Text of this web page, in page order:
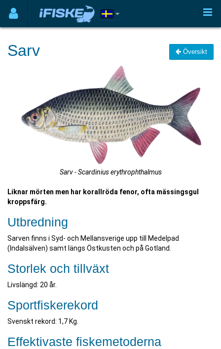
Sarv Översikt
Sarv - Scardinius erythrophthalmus
Liknar mörten men har korallröda fenor, ofta mässingsgul
kroppsfärg.
Utbredning
Sarven finns i Syd- och Mellansverige upp till Medelpad
(Indalsälven) samt längs Östkusten och på Gotland.
Storlek och tillväxt
Livslängd: 20 år.
Sportfiskerekord
Svenskt rekord: 1,7 Kg.
Effektivaste fiskemetoderna